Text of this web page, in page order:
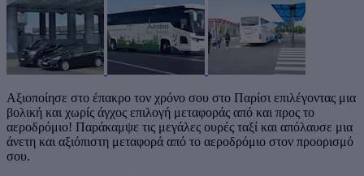
Αξιοποίησε στο έπακρο τον χρόνο σου στο Παρίσι επιλέγοντας μια
βολική και χωρίς άγχος επιλογή μεταφοράς από και προς το
αεροδρόμιο! Παράκαμψε τις μεγάλες ουρές ταξί και απόλαυσε μια
άνετη και αξιόπιστη μεταφορά από το αεροδρόμιο στον προορισμό
σου.